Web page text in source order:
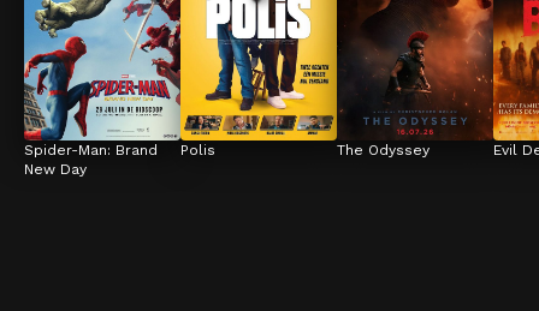
Spider-Man: Brand
New Day
Polis The Odyssey Evil